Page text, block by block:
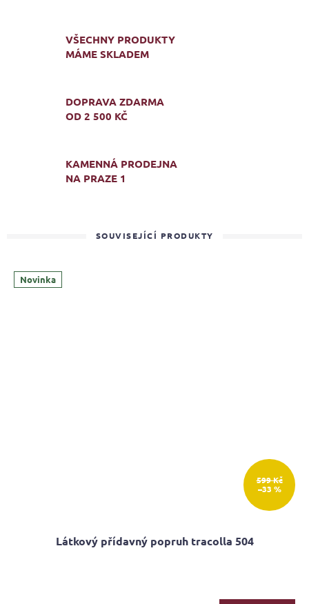
VŠECHNY PRODUKTY
MÁME SKLADEM
DOPRAVA ZDARMA
OD 2 500 KČ
KAMENNÁ PRODEJNA
NA PRAZE 1
SOUVISEJÍCÍ PRODUKTY
Novinka
599 Kč
–33 %
Látkový přídavný popruh tracolla 504